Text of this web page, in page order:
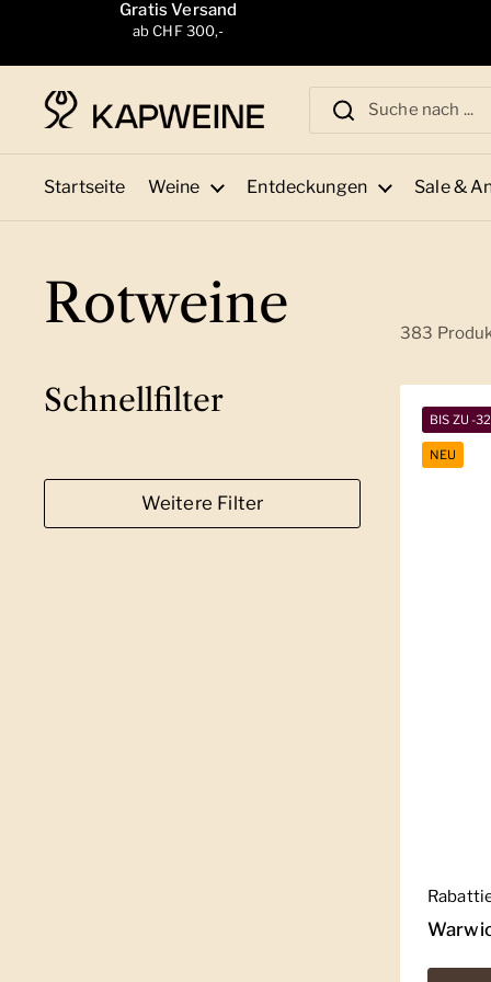
Zum Inhalt springenGratis Versand
ab CHF 300,-
Startseite Weine Entdeckungen Sale &
Rotweine
Schnellfilter
Weitere Filter
383
BIS ZU -
NEU